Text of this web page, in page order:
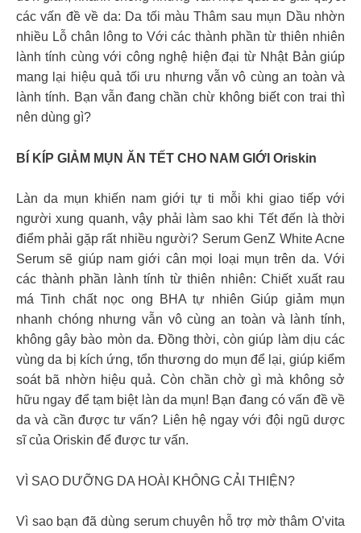
các vấn đề về da: Da tối màu Thâm sau mụn Dầu nhờn
nhiều Lỗ chân lông to Với các thành phần từ thiên nhiên
lành tính cùng với công nghệ hiện đại từ Nhật Bản giúp
mang lại hiệu quả tối ưu nhưng vẫn vô cùng an toàn và
lành tính. Bạn vẫn đang chần chừ không biết con trai thì
nên dùng gì?
BÍ KÍP GIẢM MỤN ĂN TẾT CHO NAM GIỚI Oriskin
Làn da mụn khiến nam giới tự ti mỗi khi giao tiếp với
người xung quanh, vậy phải làm sao khi Tết đến là thời
điểm phải gặp rất nhiều người? Serum GenZ White Acne
Serum sẽ giúp nam giới cân mọi loại mụn trên da. Với
các thành phần lành tính từ thiên nhiên: Chiết xuất rau
má Tinh chất nọc ong BHA tự nhiên Giúp giảm mụn
nhanh chóng nhưng vẫn vô cùng an toàn và lành tính,
không gây bào mòn da. Đồng thời, còn giúp làm dịu các
vùng da bị kích ứng, tổn thương do mụn để lại, giúp kiểm
soát bã nhờn hiệu quả. Còn chần chờ gì mà không sở
hữu ngay để tạm biệt làn da mụn! Bạn đang có vấn đề về
da và cần được tư vấn? Liên hệ ngay với đội ngũ dược
sĩ của Oriskin để được tư vấn.
VÌ SAO DƯỠNG DA HOÀI KHÔNG CẢI THIỆN?
Vì sao bạn đã dùng serum chuyên hỗ trợ mờ thâm O’vita